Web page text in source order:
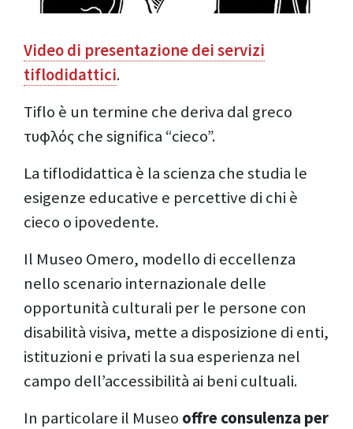
Video di presentazione dei servizi
tiflodidattici.
Tiflo è un termine che deriva dal greco
τυϕλός che significa “cieco”.
La tiflodidattica è la scienza che studia le
esigenze educative e percettive di chi è
cieco o ipovedente.
Il Museo Omero, modello di eccellenza
nello scenario internazionale delle
opportunità culturali per le persone con
disabilità visiva, mette a disposizione di enti,
istituzioni e privati la sua esperienza nel
campo dell’accessibilità ai beni cultuali.
In particolare il Museo offre consulenza per